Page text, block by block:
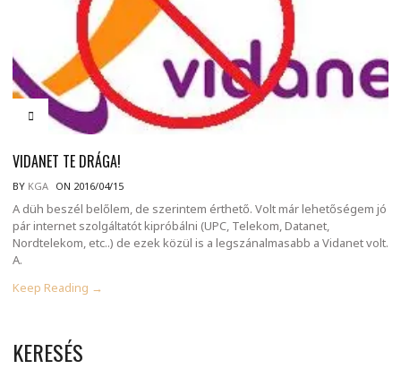
VIDANET TE DRÁGA!
BY KGA ON 2016/04/15
A düh beszél belőlem, de szerintem érthető. Volt már lehetőségem jó
pár internet szolgáltatót kipróbálni (UPC, Telekom, Datanet,
Nordtelekom, etc..) de ezek közül is a legszánalmasabb a Vidanet volt.
A.
Keep Reading →
KERESÉS